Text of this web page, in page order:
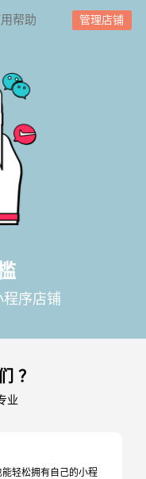
帮助 管理店铺
序店铺
？
业
轻松拥有自己的小程